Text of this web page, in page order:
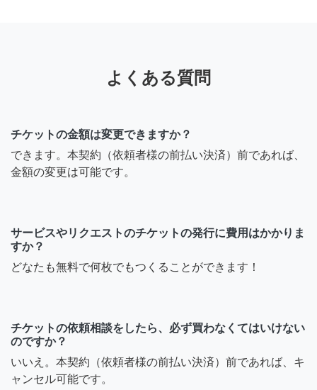
よくある質問
チケットの金額は変更できますか？
できます。本契約（依頼者様の前払い決済）前であれば、
金額の変更は可能です。
サービスやリクエストのチケットの発行に費用はかかりま
すか？
どなたも無料で何枚でもつくることができます！
チケットの依頼相談をしたら、必ず買わなくてはいけない
のですか？
いいえ。本契約（依頼者様の前払い決済）前であれば、キ
ャンセル可能です。